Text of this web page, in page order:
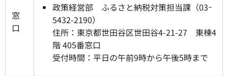
窓
口
政策経営部 ふるさと納税対策担当課（03ｰ
5432-2190）
住所：東京都世田谷区世田谷4-21-27 東棟4
階 405番窓口
受付時間：平日の午前9時から午後5時まで